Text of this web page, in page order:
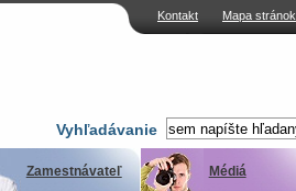
Kontakt Mapa stránok
Vyhľadávanie
Zamestnávateľ Médiá